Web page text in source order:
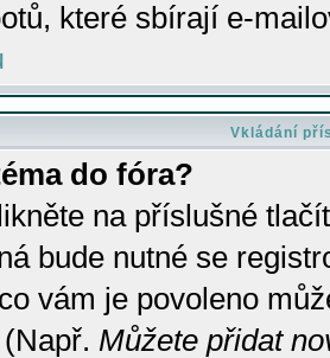
které sbírají e-
Vkládání
do fóra?
na příslušné
bude nutné se
vám je povoleno
Můžete přidat